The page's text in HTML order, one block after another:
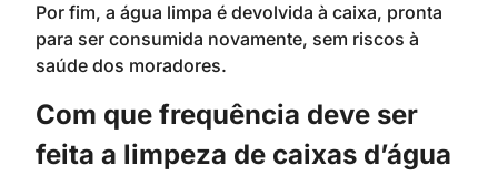
Por fim, a água limpa é devolvida à caixa, pronta
para ser consumida novamente, sem riscos à
saúde dos moradores.
Com que frequência deve ser
feita a limpeza de caixas d’água